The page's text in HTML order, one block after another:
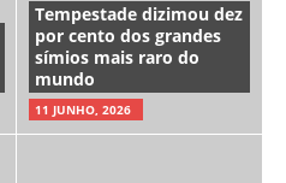
Tempestade dizimou dez
por cento dos grandes
símios mais raro do
mundo
11 JUNHO, 2026